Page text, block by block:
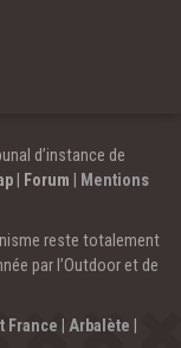
d’instance de
| Forum
Mentions
reste totalement
par l’Outdoor et de
France Arbalète